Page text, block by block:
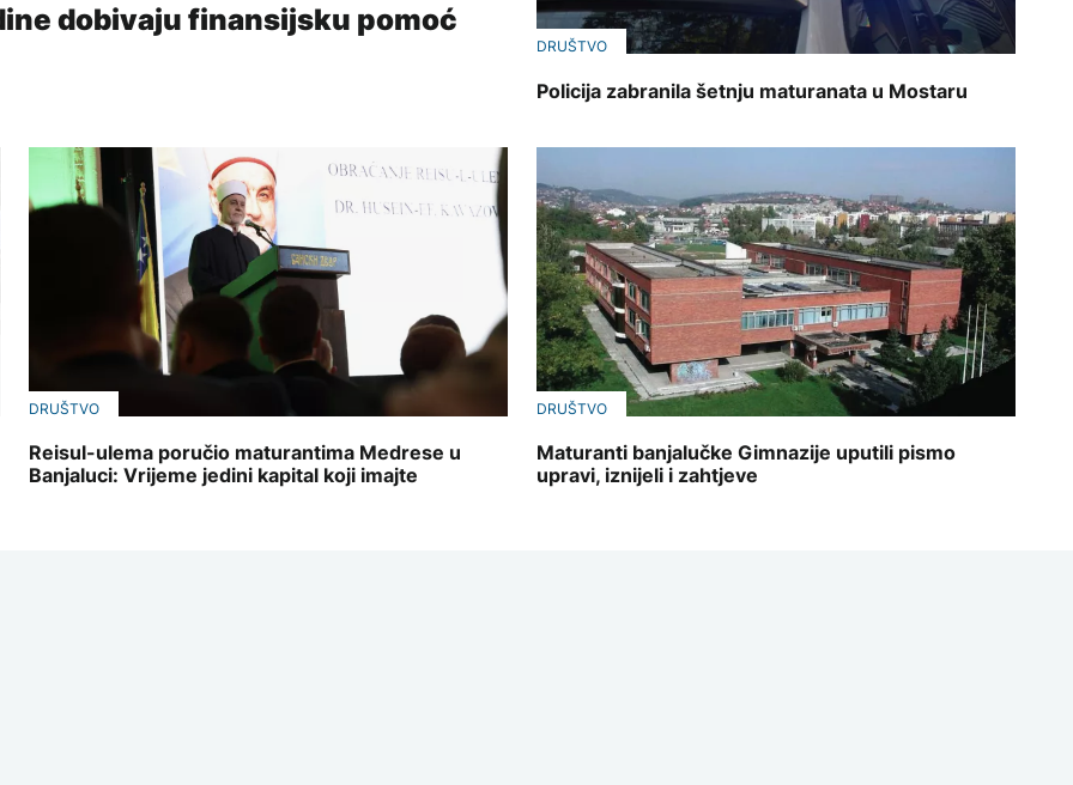
dobivaju finansijsku pomoć
DRUŠTVO
Policija zabranila šetnju maturanata u Mostaru
DRUŠTVO
Reisul-ulema poručio maturantima Medrese u
Banjaluci: Vrijeme jedini kapital koji imajte
DRUŠTVO
Maturanti banjalučke Gimnazije uputili pismo
upravi, iznijeli i zahtjeve